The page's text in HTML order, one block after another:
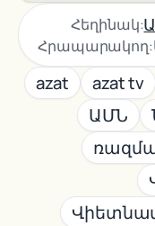
Հեղինակ:
Հրապարակող:
azat azat tv
ԱՄՆ